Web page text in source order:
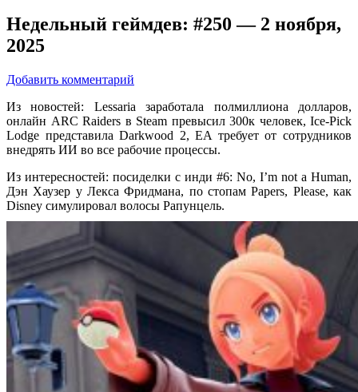
Недельный геймдев: #250 — 2 ноября,
2025
Добавить комментарий
Из новостей: Lessaria заработала полмиллиона долларов,
онлайн ARC Raiders в Steam превысил 300к человек, Ice-Pick
Lodge представила Darkwood 2, EA требует от сотрудников
внедрять ИИ во все рабочие процессы.
Из интересностей: посиделки с инди #6: No, I’m not a Human,
Дэн Хаузер у Лекса Фридмана, по стопам Papers, Please, как
Disney симулировал волосы Рапунцель.